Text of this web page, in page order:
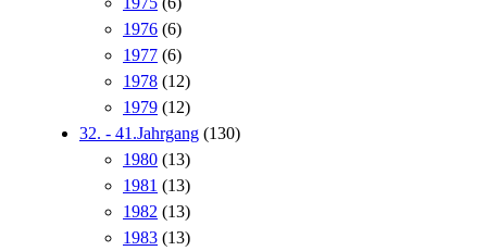
1976 (6)
1977 (6)
1978 (12)
1979 (12)
32. - 41.Jahrgang (130)
1980 (13)
1981 (13)
1982 (13)
1983 (13)